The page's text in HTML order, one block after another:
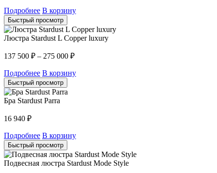
Подробнее В корзину
Быстрый просмотр
Люстра Stardust L Copper luxury
137 500 ₽ – 275 000 ₽
Подробнее В корзину
Быстрый просмотр
Бра Stardust Parra
16 940 ₽
Подробнее В корзину
Быстрый просмотр
Подвесная люстра Stardust Mode Style